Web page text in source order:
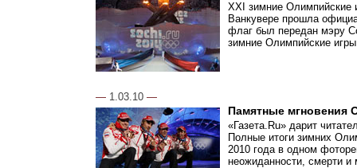
XXI зимние Олимпийские
Ванкувере прошла
флаг был передан мэру
зимние Олимпийские
— 1.03.10 —
Памятные мгновения
«Газета.Ru» дарит
Полные итоги зимних
2010 года в одном
неожиданности, смерти и